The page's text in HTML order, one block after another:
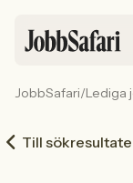
Arbetsliv och
JobbSafari/Lediga
Till